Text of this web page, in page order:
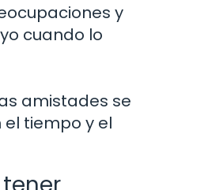
y
cuando lo
amistades se
tiempo y el